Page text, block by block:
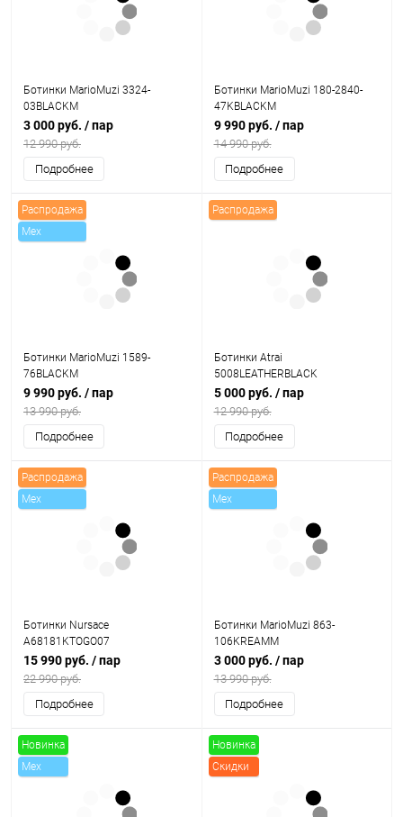
Ботинки MarioMuzi 3324-
03BLACKM
3 000 руб. / пар
12 990 руб.
Подробнее
Ботинки MarioMuzi 180-2840-
47KBLACKM
9 990 руб. / пар
14 990 руб.
Подробнее
Распродажа
Mex
Ботинки MarioMuzi 1589-
76BLACKM
9 990 руб. / пар
13 990 руб.
Подробнее
Распродажа
Ботинки Atrai
5008LEATHERBLACK
5 000 руб. / пар
12 990 руб.
Подробнее
Распродажа
Mex
Ботинки Nursace
A68181KTOGO07
15 990 руб. / пар
22 990 руб.
Подробнее
Распродажа
Mex
Ботинки MarioMuzi 863-
106KREAMM
3 000 руб. / пар
13 990 руб.
Подробнее
Новинка
Mex
Новинка
Скидки